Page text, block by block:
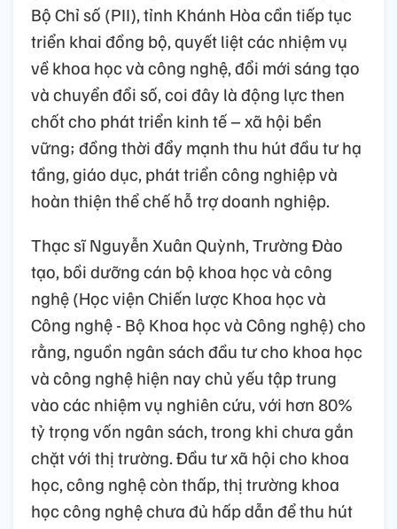
Bộ Chỉ số (PII), tỉnh Khánh Hòa cần tiếp tục
triển khai đồng bộ, quyết liệt các nhiệm vụ
về khoa học và công nghệ, đổi mới sáng tạo
và chuyển đổi số, coi đây là động lực then
chốt cho phát triển kinh tế – xã hội bền
vững; đồng thời đẩy mạnh thu hút đầu tư hạ
tầng, giáo dục, phát triển công nghiệp và
hoàn thiện thể chế hỗ trợ doanh nghiệp.
Thạc sĩ Nguyễn Xuân Quỳnh, Trường Đào
tạo, bồi dưỡng cán bộ khoa học và công
nghệ (Học viện Chiến lược Khoa học và
Công nghệ - Bộ Khoa học và Công nghệ) cho
rằng, nguồn ngân sách đầu tư cho khoa học
và công nghệ hiện nay chủ yếu tập trung
vào các nhiệm vụ nghiên cứu, với hơn 80%
tỷ trọng vốn ngân sách, trong khi chưa gắn
chặt với thị trường. Đầu tư xã hội cho khoa
học, công nghệ còn thấp, thị trường khoa
học công nghệ chưa đủ hấp dẫn để thu hút